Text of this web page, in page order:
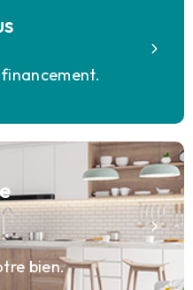
bien.